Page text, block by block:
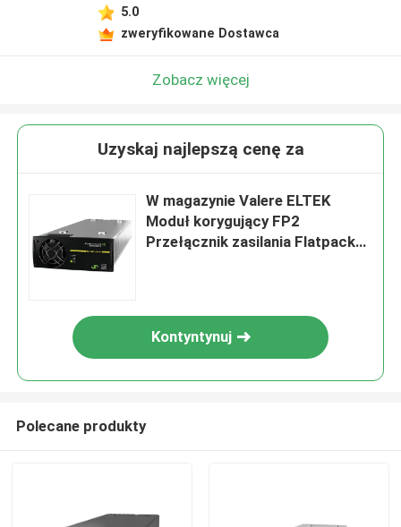
5.0
zweryfikowane Dostawca
Zobacz więcej
Uzyskaj najlepszą cenę za
W magazynie Valere ELTEK
Moduł korygujący FP2
Przełącznik zasilania Flatpack2
Kontyntynuj
Polecane produkty